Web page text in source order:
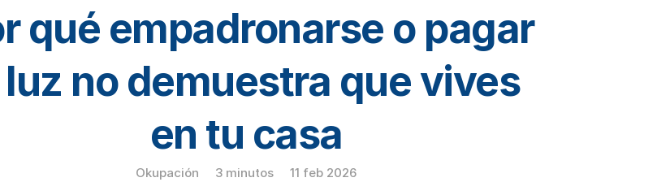
qué empadronarse o pagar
luz no demuestra que vives
en tu casa
Okupación 3 minutos 11 feb 2026